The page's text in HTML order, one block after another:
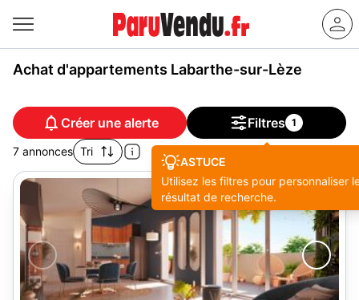
Achat d'appartements Labarthe-sur-Lèze
Créer une alerte Filtres 1
ASTUCE
Utilisez les filtres pour personnaliser
résultat de recherche.
7 annonces Tri